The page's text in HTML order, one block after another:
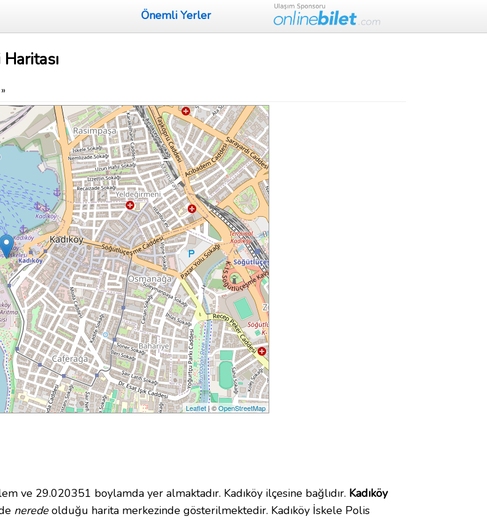
Önemli Yerler
Leaflet | ©OpenStreetMap
ve 29.020351 boylamda yer almaktadır. Kadıköy ilçesine bağlıdır. Kadıköy
neredeolduğu harita merkezinde gösterilmektedir. Kadıköy İskele Polis